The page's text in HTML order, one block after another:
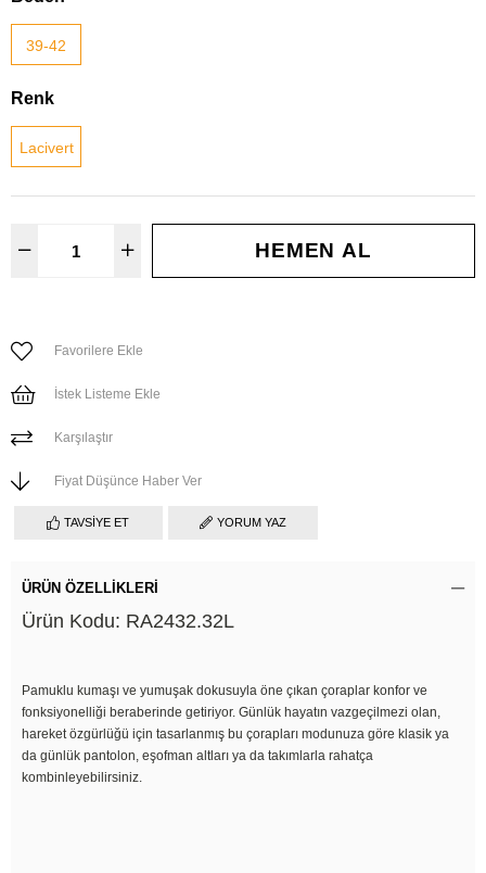
39-42
Renk
Lacivert
Favorilere Ekle
İstek Listeme Ekle
Karşılaştır
Fiyat Düşünce Haber Ver
TAVSIYE ET YORUM YAZ
ÜRÜN ÖZELLIKLERI
Ürün Kodu: RA2432.32L
Pamuklu kumaşı ve yumuşak dokusuyla öne çıkan çoraplar konfor ve
fonksiyonelliği beraberinde getiriyor. Günlük hayatın vazgeçilmezi olan,
hareket özgürlüğü için tasarlanmış bu çorapları modunuza göre klasik ya
da günlük pantolon, eşofman altları ya da takımlarla rahatça
kombinleyebilirsiniz.